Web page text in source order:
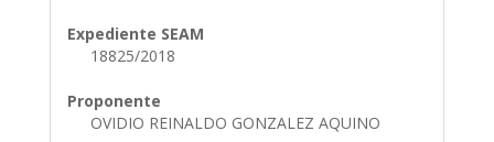
Expediente SEAM
18825/2018
Proponente
OVIDIO REINALDO GONZALEZ AQUINO